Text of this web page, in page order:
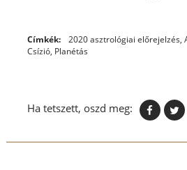
Címkék: 2020 asztrológiai előrejelzés,
Csízió, Planétás
Ha tetszett, oszd meg: